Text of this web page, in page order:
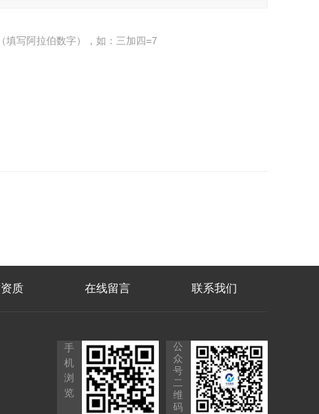
填写阿拉伯数字），如：三加四=7
质 在线留言 联系我们
手
机
浏
览
公
众
号
二
维
码